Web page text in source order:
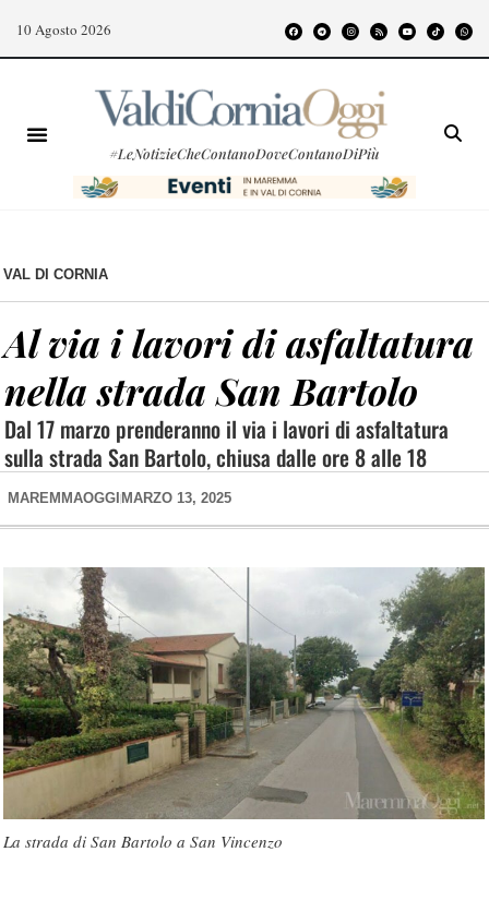
10 Agosto 2026
#LeNotizieCheContanoDoveContanoDiPiù
VAL DI CORNIA
Al via i lavori di asfaltatura
nella strada San Bartolo
Dal 17 marzo prenderanno il via i lavori di asfaltatura
sulla strada San Bartolo, chiusa dalle ore 8 alle 18
MAREMMAOGGI MARZO 13, 2025
La strada di San Bartolo a San Vincenzo